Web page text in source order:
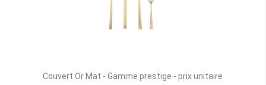
Couvert Or Mat - Gamme prestige - prix unitaire